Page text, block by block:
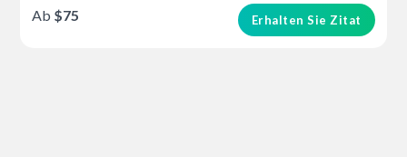
Erhalten Sie Zitat
Ab $75